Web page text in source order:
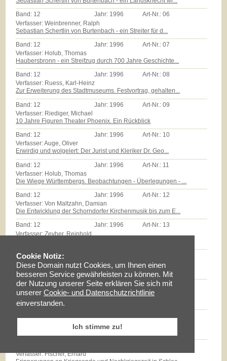
Cookie Notiz:
Diese Domain nutzt Cookies, um Ihnen einen
besseren Service gewährleisten zu können. Mit
der Nutzung unserer Seite erklären Sie sich mit
unserer Cookie- und Datenschutzrichtlinie
einverstanden.
Ich stimme zu!
Band: 12 Jahr: 1996 Art-Nr.:06
Verfasser: Weinbrenner, Ralph
Sebastian Schertlin von Burtenbach - ein Streiter für d...
Band: 12 Jahr: 1996 Art-Nr.:07
Verfasser: Holub, Thomas
Haubersbronn - ein Streifzug durch 700 Jahre Geschichte...
Band: 12 Jahr: 1996 Art-Nr.:08
Verfasser: Ruess, Karl-Heinz
Zur Erweiterung des Stadtmuseums. Festvortrag, gehalten...
Band: 12 Jahr: 1996 Art-Nr.:09
Verfasser: Riediger, Michael
10 Jahre Figuren Theater Phoenix. Ein Rückblick
Band: 12 Jahr: 1996 Art-Nr.: 10
Verfasser: Auge, Oliver
Erwirdig und wolgelert: Der Jurist und Kleriker Dr. Geo...
Band: 12 Jahr: 1996 Art-Nr.: 11
Verfasser: Holub, Thomas
Die Wiege Württembergs. Beobachtungen - Überlegungen - ...
Band: 12 Jahr: 1996 Art-Nr.: 12
Verfasser: Von Maltzahn, Damian
Die Entwicklung der Schorndorfer Kirchenmusik bis zum E...
Band: 12 Jahr: 1996 Art-Nr.: 13
Verfasser: Zeyher, Reinhold
Band:12
Verfasser: Zollmann, Günther
Massenarmut und landwirtschaftliche Reformen auf dem Sc...
Band:12 Jahr:1996 Art-Nr.:15
Verfasser: Milz, Thomas
Götz E.Hübner - ein experimenteller Geschichtspraktiker...
Verfasser: Braun, Lise
Verfasser: Fischer, Erhard